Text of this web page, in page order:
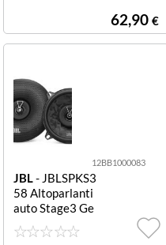
62,90 €
12BB1000083
JBL- JBLSPKS3
58 Altoparlanti
auto Stage3 Ge
n2 13 cm 480W
Gen2 58